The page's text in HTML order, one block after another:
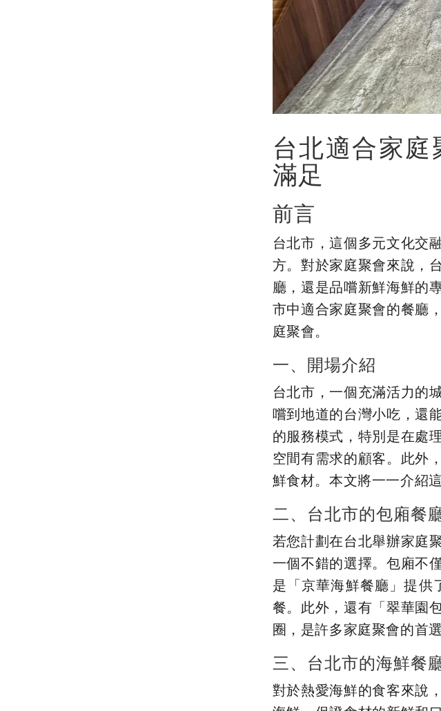
台北適合家
滿足
前言
台北市，這個多元文化交
方。對於家庭聚會來說，
廳，還是品嚐新鮮海鮮的
市中適合家庭聚會的餐廳
庭聚會。
一、開場介紹
台北市，一個充滿活力的
嚐到地道的台灣小吃，還
的服務模式，特別是在處
空間有需求的顧客。此外
鮮食材。本文將一一介紹
二、台北市的包廂餐
若您計劃在台北舉辦家庭
一個不錯的選擇。包廂不
是「京華海鮮餐廳」提供
餐。此外，還有「翠華園
圈，是許多家庭聚會的首選
三、台北市的海鮮餐
對於熱愛海鮮的食客來說